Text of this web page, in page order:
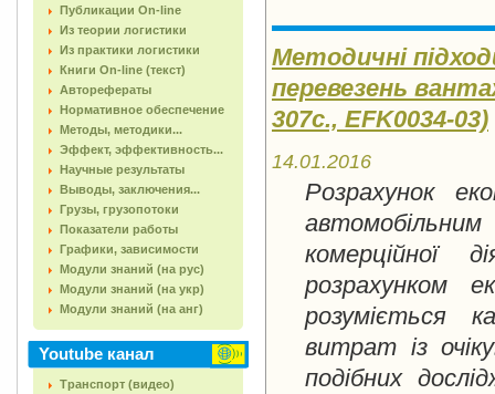
Публикации On-line
Из теории логистики
Из практики логистики
Книги On-line (текст)
Авторефераты
Нормативное обеспечение
Методы, методики...
Эффект, эффективность...
Научные результаты
Выводы, заключения...
Грузы, грузопотоки
Показатели работы
Графики, зависимости
Модули знаний (на рус)
Модули знаний (на укр)
Модули знаний (на анг)
Youtube канал
Транспорт (видео)
Методичні
перевезень
307c., EFK0034-03)
14.01.2016
Розрахунок
комерційної
розрахунком
розуміється
витрат із
подібних